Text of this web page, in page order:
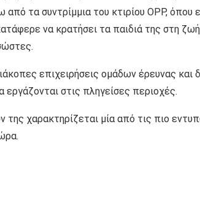
τα συντρίμμια του κτιρίου OPP, όπου
να κρατήσει τα παιδιά της στη
επιχειρήσεις ομάδων έρευνας
στις πληγείσες περιοχές.
της χαρακτηρίζεται μία από τις πιο